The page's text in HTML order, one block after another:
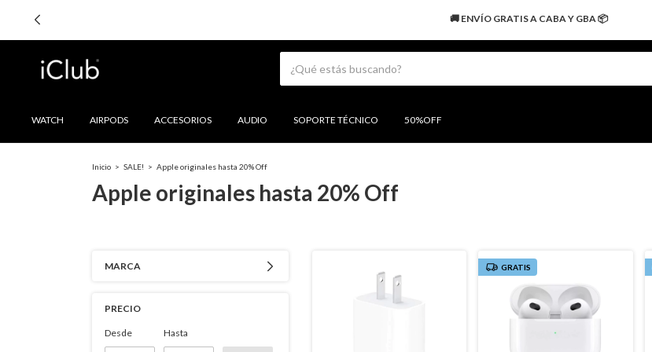
🚚 ENVÍO GRATIS A CABA Y GBA 📦
WATCH AIRPODS ACCESORIOS AUDIO SOPORTE TÉCNICO 50%OFF
Inicio > SALE! > Apple originales hasta 20% Off
Apple originales hasta 20% Off
MARCA
PRECIO
Desde Hasta
GRATIS